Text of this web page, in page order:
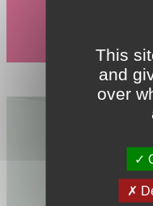
This
and
over